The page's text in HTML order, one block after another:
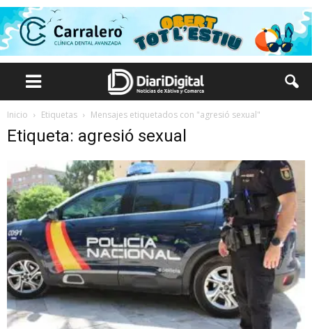
Inicio Etiquetas Mensajes etiquetados con "agresió sexual"
Etiqueta: agresió sexual